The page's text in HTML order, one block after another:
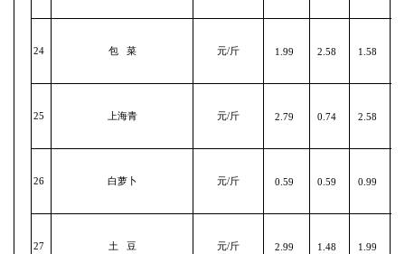
24 包 菜 元/斤 1.99 2.58 1.58
25 上海青 元/斤 2.79 0.74 2.58
26 白萝卜 元/斤 0.59 0.59 0.99
27 土 豆 元/斤 2.99 1.48 1.99